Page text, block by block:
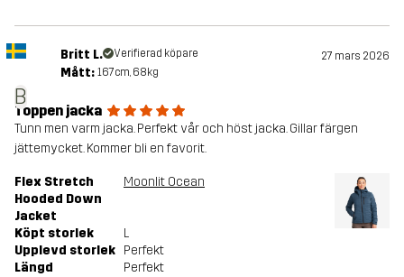
B
Britt L. Verifierad köpare 27 mars 2026
Mått: 167cm, 68kg
Toppen jacka
Tunn men varm jacka. Perfekt vår och höst jacka. Gillar färgen
jättemycket. Kommer bli en favorit.
Flex Stretch
Hooded Down
Jacket
Moonlit Ocean
Köpt storlek
L
Upplevd storlek Perfekt
Längd
Perfekt